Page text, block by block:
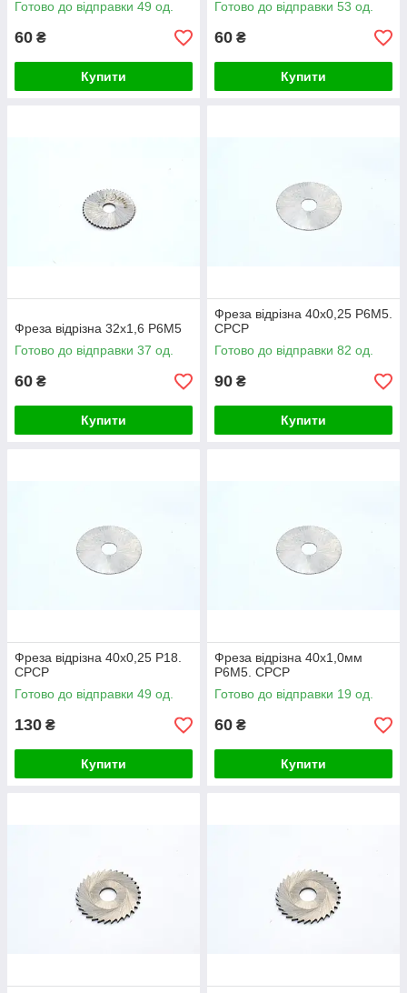
Готово до відправки 49 од.
60 ₴
Купити
Готово до відправки 53 од.
60 ₴
Купити
Фреза відрізна 32х1,6 Р6М5
Готово до відправки 37 од.
60 ₴
Купити
Фреза відрізна 40х0,25 Р6М5.
СРСР
Готово до відправки 82 од.
90 ₴
Купити
Фреза відрізна 40х0,25 Р18.
СРСР
Готово до відправки 49 од.
130 ₴
Купити
Фреза відрізна 40х1,0мм
Р6М5. СРСР
Готово до відправки 19 од.
60 ₴
Купити